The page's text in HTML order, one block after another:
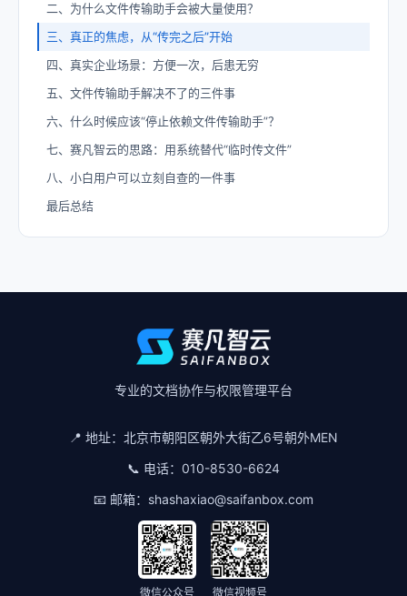
二、为什么文件传输助手会被大量使用？
三、真正的焦虑，从“传完之后”开始
四、真实企业场景：方便一次，后患无穷
五、文件传输助手解决不了的三件事
六、什么时候应该“停止依赖文件传输助手”？
七、赛凡智云的思路：用系统替代“临时传文件”
八、小白用户可以立刻自查的一件事
最后总结
专业的文档协作与权限管理平台
📍 地址： 北京市朝阳区朝外大街乙6号朝外MEN
📞 电话： 010-8530-6624
📧 邮箱： shashaxiao@saifanbox.com
微信公众号 微信视频号